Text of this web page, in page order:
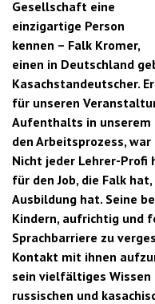
Gesellschaft eine
einzigartige Person
kennen – Falk Kromer,
einen in Deutschland
Kasachstandeutscher.
für unseren
Aufenthalts in unserem
den Arbeitsprozess,
Nicht jeder Lehrer-Profi
für den Job, die Falk
Ausbildung hat. Seine
Kindern, aufrichtig und
Sprachbarriere zu
Kontakt mit ihnen
sein vielfältiges Wissen
russischen und